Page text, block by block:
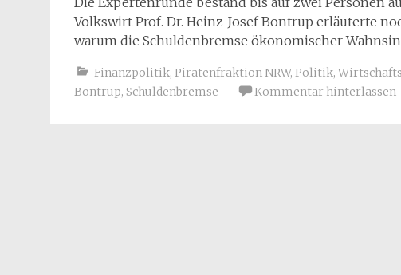
Volkswirt Prof. Dr. Heinz-Josef Bontrup erläuterte
warum die Schuldenbremse ökonomischer
Finanzpolitik, Piratenfraktion NRW, Politik,
Bontrup, Schuldenbremse Kommentar hinterlassen